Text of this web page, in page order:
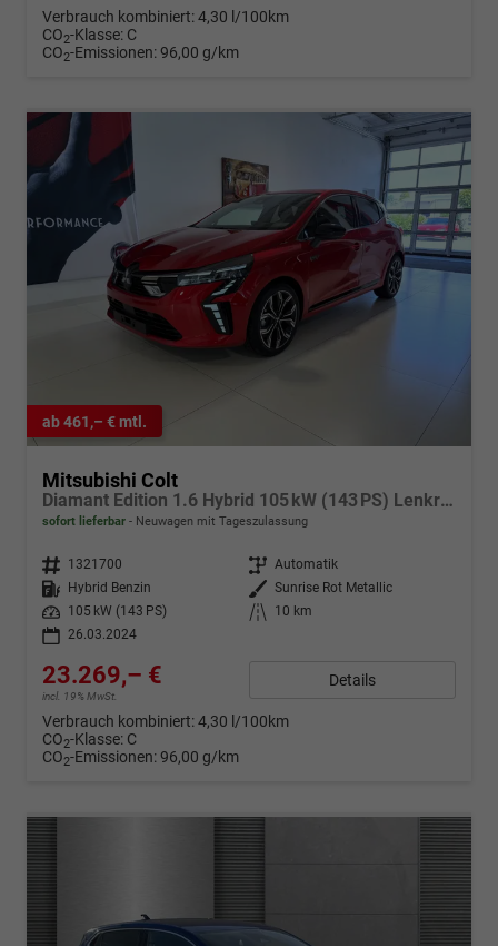
Verbrauch kombiniert:4,30 l/100km
CO2-Klasse: C
CO2-Emissionen:96,00 g/km
ab 461,– € mtl.
Mitsubishi Colt
Diamant Edition 1.6 Hybrid 105 kW (143 PS) Lenkradheizung, Sitzheizung, Klimaautomatik, Around View Monitor mit Einparkhilfe und Rückfahrkamera, Navigationssystem, Radio, DAB, Android Auto & Apple CarPlay, 17 Zoll Leichtmetallfelgen, uvm.
sofort lieferbar Neuwagen mit Tageszulassung
Fahrzeugnr. 1321700 Getriebe Automatik
Kraftstoff
Hybrid Benzin Außenfarbe Sunrise Rot Metallic
Leistung
105 kW (143 PS) Kilometerstand
10 km
26.03.2024
23.269,– €
incl. 19% MwSt.
Details
Verbrauch kombiniert:4,30 l/100km
CO2-Klasse: C
CO2-Emissionen:96,00 g/km